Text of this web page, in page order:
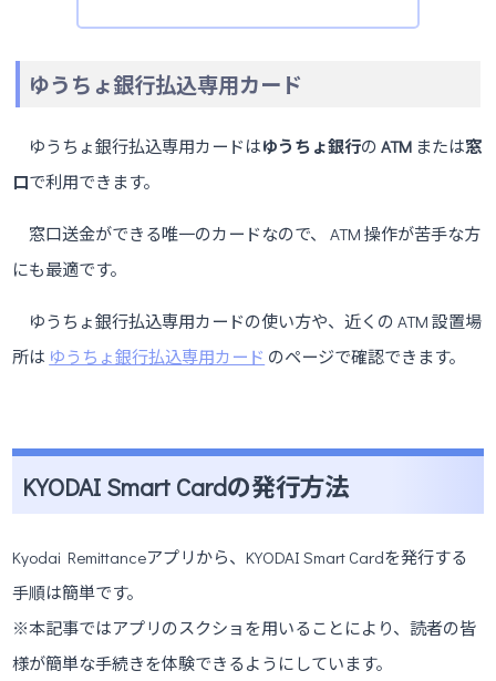
ゆうちょ銀行払込専用カード
ゆうちょ銀行払込専用カードはゆうちょ銀行のATM または窓
口で利用できます。
窓口送金ができる唯一のカードなので、 ATM 操作が苦手な方
にも最適です。
ゆうちょ銀行払込専用カードの使い方や、近くの ATM 設置場
所は ゆうちょ銀行払込専用カード のページで確認できます。
KYODAI Smart Cardの発行方法
Kyodai Remittanceアプリから、KYODAI Smart Cardを発行する
手順は簡単です。
※本記事ではアプリのスクショを用いることにより、読者の皆
様が簡単な手続きを体験できるようにしています。